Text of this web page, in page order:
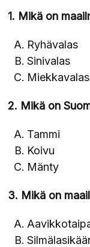
1. Mikä on
Ryhävalas
Sinivalas
Miekkavalas
2. Mikä on
Tammi
Koivu
Mänty
3. Mikä on